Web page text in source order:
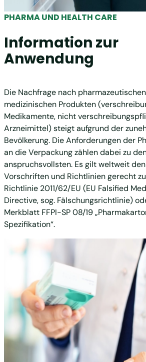
PHARMA UND HEALTH CARE
Information zur
Anwendung
Die Nachfrage nach
medizinischen Produkten
Medikamente, nicht
Arzneimittel) steigt aufgrund der
Bevölkerung. Die Anforderungen der
an die Verpackung zählen dabei zu
anspruchsvollsten. Es gilt weltweit
Vorschriften und Richtlinien gerecht zu
Richtlinie 2011/62/EU (EU Falsified
Directive, sog. Fälschungsrichtlinie)
Merkblatt FFPI-SP 08/19
Spezifikation“.